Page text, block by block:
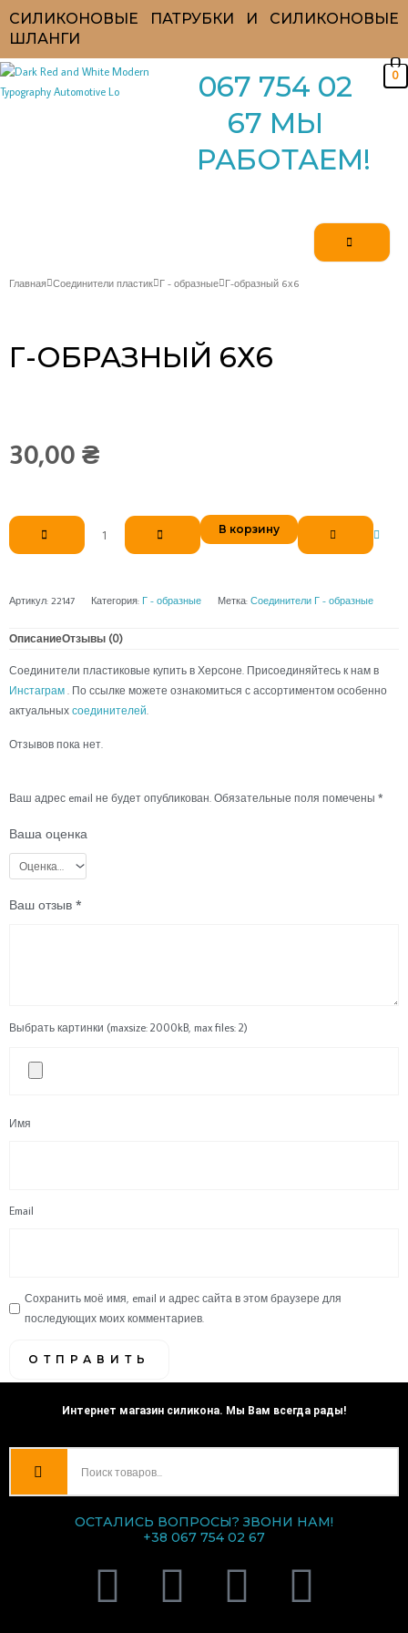
СИЛИКОНОВЫЕ ПАТРУБКИ И СИЛИКОНОВЫЕ
ШЛАНГИ
067 754 02
67 МЫ
РАБОТАЕМ!
0
Главная Соединители пластик Г - образные Г-образный 6х6
Г-ОБРАЗНЫЙ 6Х6
30,00 ₴
Количество
товара
6х6
В корзину
Артикул: 22147 Категория: Г - образные Метка: Соединители Г - образные
ОписаниеОтзывы (0)
Соединители пластиковые купить в Херсоне. Присоединяйтесь к нам в
Инстаграм . По ссылке можете ознакомиться с ассортиментом особенно
актуальных соединителей.
Отзывов пока нет.
Ваш адрес email не будет опубликован. Обязательные поля помечены *
Ваша оценка
Ваш отзыв *
Выбрать картинки (maxsize: 2000kB, max files: 2)
Имя
Email
Сохранить моё имя, email и адрес сайта в этом браузере для
последующих моих комментариев.
Интернет магазин силикона. Мы Вам всегда рады!
ОСТАЛИСЬ ВОПРОСЫ? ЗВОНИ НАМ!
+38 067 754 02 67
V T I F